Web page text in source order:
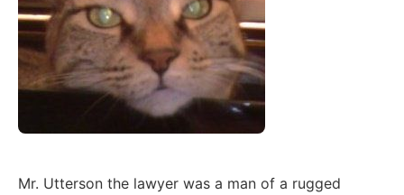
Mr. Utterson the lawyer was a man of a rugged